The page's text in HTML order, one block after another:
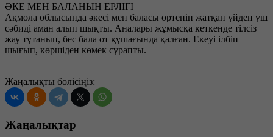
ӘКЕ МЕН БАЛАНЫҢ ЕРЛІГІ
Ақмола облысында әкесі мен баласы өртеніп жатқан үйден үш
сәбиді аман алып шықты. Аналары жұмысқа кеткенде тілсіз
жау тұтанып, бес бала от құшағында қалған. Екеуі ілбіп
шығып, көршіден көмек сұрапты.
———————————————
Жаңалықты бөлісіңіз:
Жаңалықтар